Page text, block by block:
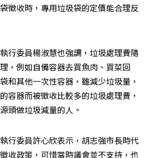
徵收時，專用垃圾袋的定價能合理反
行委員楊淑慧也強調，垃圾處理費隨
，例如自備容器去買魚肉、買菜回
和其他一次性容器，雖減少垃圾量，
容器而被徵收比較多的垃圾處理費，
頭做垃圾減量的人。
行委員許心欣表示，胡志強市長時代
收政策，可惜當時議會並不支持，也